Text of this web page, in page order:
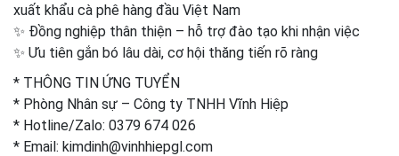
xuất khẩu cà phê hàng đầu Việt Nam
✨ Đồng nghiệp thân thiện – hỗ trợ đào tạo khi nhận việc
✨ Ưu tiên gắn bó lâu dài, cơ hội thăng tiến rõ ràng
* THÔNG TIN ỨNG TUYỂN
* Phòng Nhân sự – Công ty TNHH Vĩnh Hiệp
* Hotline/Zalo: 0379 674 026
* Email: kimdinh@vinhhiepgl.com